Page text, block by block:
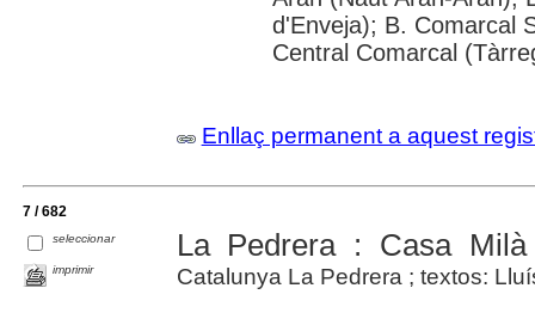
d'Enveja); B. Comarcal
Central Comarcal
Enllaç permanent a aquest
7 / 682
seleccionar
imprimir
La Pedrera : Casa Milà
Catalunya La Pedrera ; textos: